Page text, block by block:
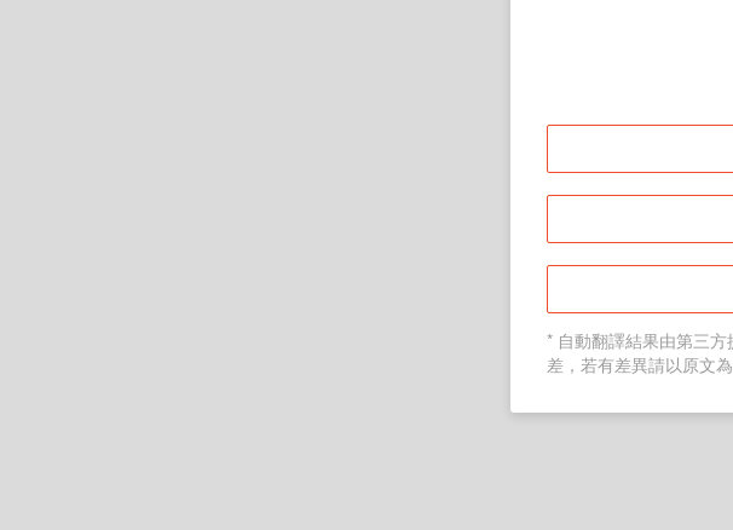
* 自動翻譯結果由第三
差，若有差異請以原文為